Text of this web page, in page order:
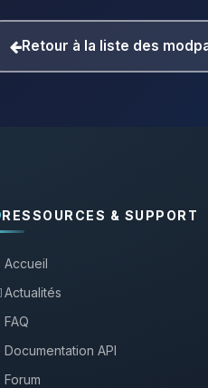
Retour à la liste des
RESSOURCES & SUPPORT
Accueil
Actualités
FAQ
Documentation API
Forum